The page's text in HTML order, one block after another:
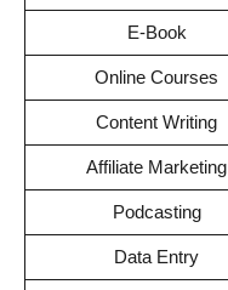
E-Book
Online Courses
Content Writing
Affiliate Marketing
Podcasting
Data Entry